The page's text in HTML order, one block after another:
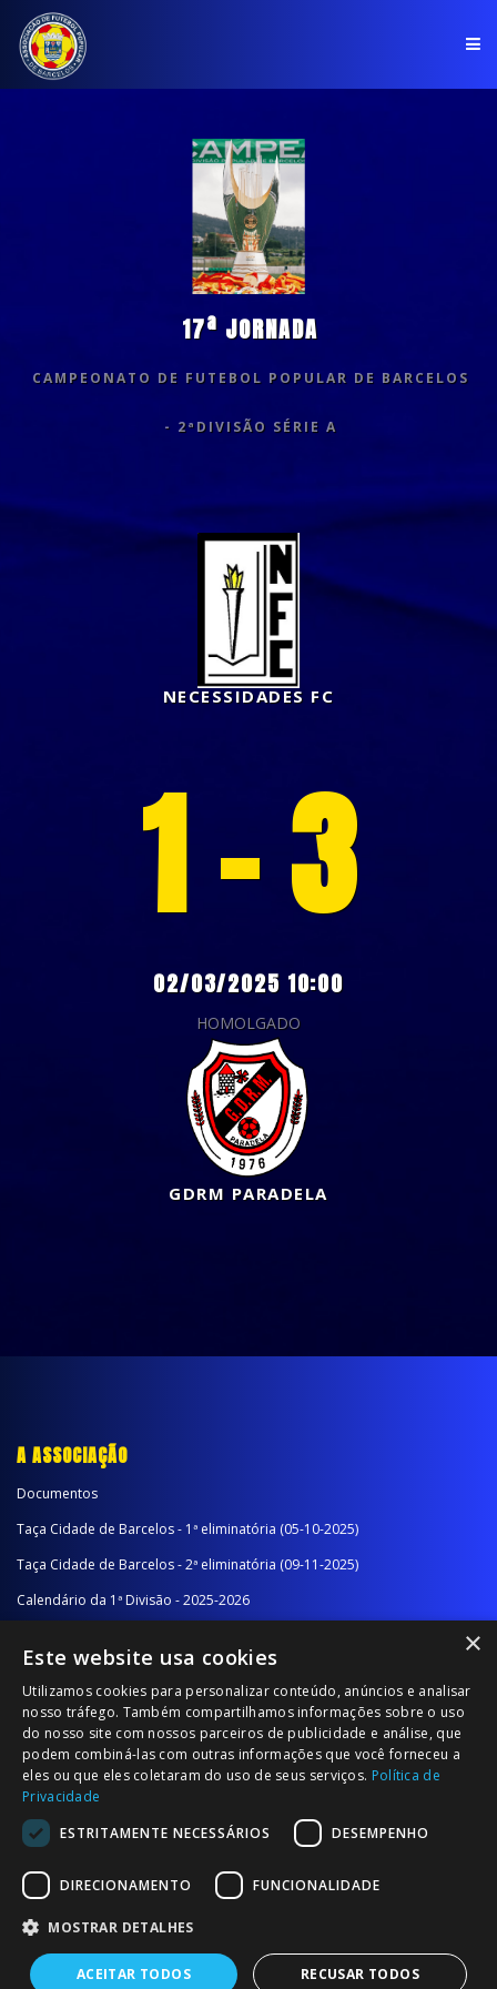
CLUBES
17ª JORNADA
CAMPEONATO DE FUTEBOL POPULAR DE BARCELOS
- 2ªDIVISÃO SÉRIE A
NECESSIDADES FC
1 - 3
02/03/2025 10:00
HOMOLGADO
GDRM PARADELA
A ASSOCIAÇÃO
Documentos
Taça Cidade de Barcelos - 1ª eliminatória (05-10-2025)
Taça Cidade de Barcelos - 2ª eliminatória (09-11-2025)
Calendário da 1ª Divisão - 2025-2026
Calendário da 2ª Divisão - Série B - 2025-2026
Calendário da Época
NOTÍCIAS/COMUNICADOS
Notícias
Comunicados
© 2026 Associação Futebol Popular Barcelos
×
Este website usa cookies
Utilizamos cookies para personalizar conteúdo, anúncios e analisar
nosso tráfego. Também compartilhamos informações sobre o uso
do nosso site com nossos parceiros de publicidade e análise, que
podem combiná-las com outras informações que você forneceu a
eles ou que eles coletaram do uso de seus serviços. Política de
Privacidade
ESTRITAMENTE NECESSÁRIOS
DESEMPENHO
DIRECIONAMENTO FUNCIONALIDADE
MOSTRAR DETALHES
ACEITAR TODOS RECUSAR TODOS